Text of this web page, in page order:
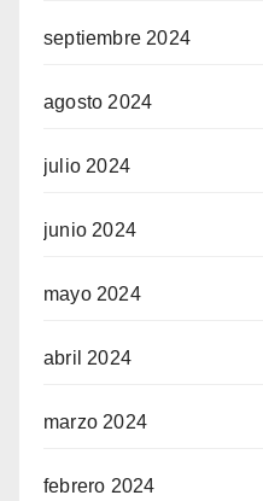
septiembre 2024
agosto 2024
julio 2024
junio 2024
mayo 2024
abril 2024
marzo 2024
febrero 2024